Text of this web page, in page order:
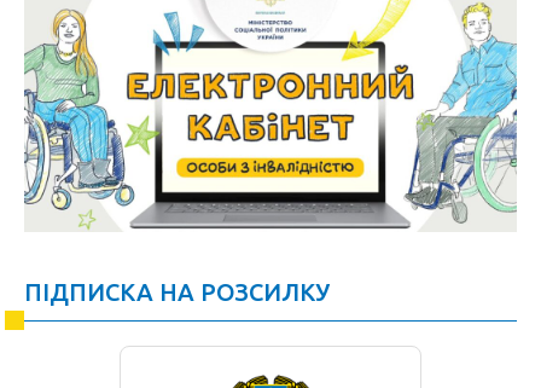
ПІДПИСКА НА РОЗСИЛКУ